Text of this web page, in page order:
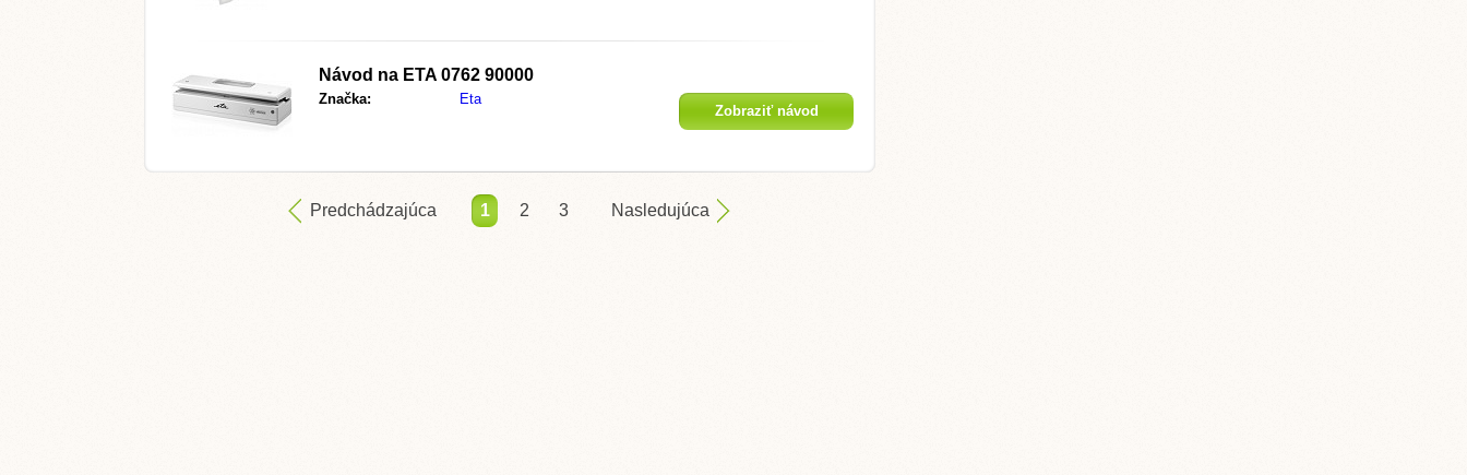
Návod na ETA 0762 90000
Značka: Eta
Zobraziť návod
Predchádzajúca 1 2 3 Nasledujúca